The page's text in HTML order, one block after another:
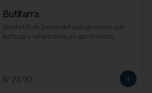
Butifarra
Sándwich de jamón del país gourmet, con
lechuga y salsa criolla, en pan francés.
S/ 23.90